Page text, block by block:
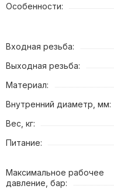
Особенности:
Входная резьба:
Выходная резьба:
Материал:
Внутренний диаметр, мм:
Вес, кг:
Питание:
Максимальное рабочее
давление, бар: